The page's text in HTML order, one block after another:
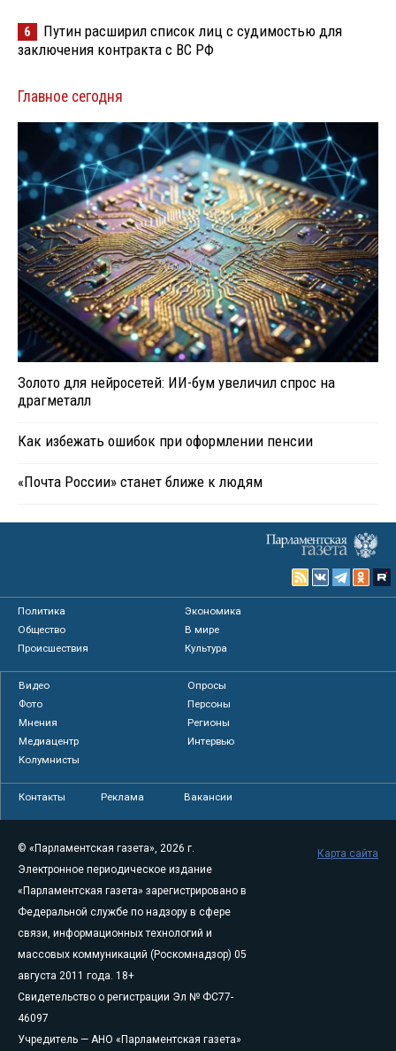
6
Путин расширил список лиц с судимостью для
заключения контракта с ВС РФ
Главное сегодня
Золото для нейросетей: ИИ-бум увеличил спрос на
драгметалл
Как избежать ошибок при оформлении пенсии
«Почта России» станет ближе к людям
Политика
Экономика
Общество
В мире
Происшествия
Культура
Видео
Опросы
Фото
Персоны
Мнения
Регионы
Медиацентр
Интервью
Колумнисты
Контакты Реклама Вакансии
© «Парламентская газета», 2026 г.
Электронное периодическое издание
«Парламентская газета» зарегистрировано в
Федеральной службе по надзору в сфере
связи, информационных технологий и
массовых коммуникаций (Роскомнадзор) 05
августа 2011 года. 18+
Свидетельство о регистрации Эл № ФС77-
46097
Учредитель — АНО «Парламентская газета»
Карта сайта